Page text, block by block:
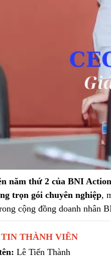
năm thứ 2 của BNI
trọn gói chuyên nghiệp,
cộng đồng doanh nhân
TIN THÀNH VIÊN
Lê Tiến Thành